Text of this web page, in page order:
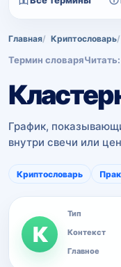
Главная Криптословарь
Термин словаря
График,
внутри свечи или
Криптословарь
К
Тип
Контекст
Главное